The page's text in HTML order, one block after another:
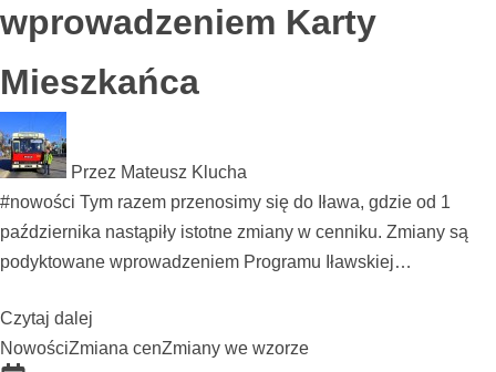
wprowadzeniem Karty
Mieszkańca
Przez Mateusz Klucha
#nowości Tym razem przenosimy się do Iława, gdzie od 1
października nastąpiły istotne zmiany w cenniku. Zmiany są
podyktowane wprowadzeniem Programu Iławskiej…
Czytaj dalej
NowościZmiana cenZmiany we wzorze